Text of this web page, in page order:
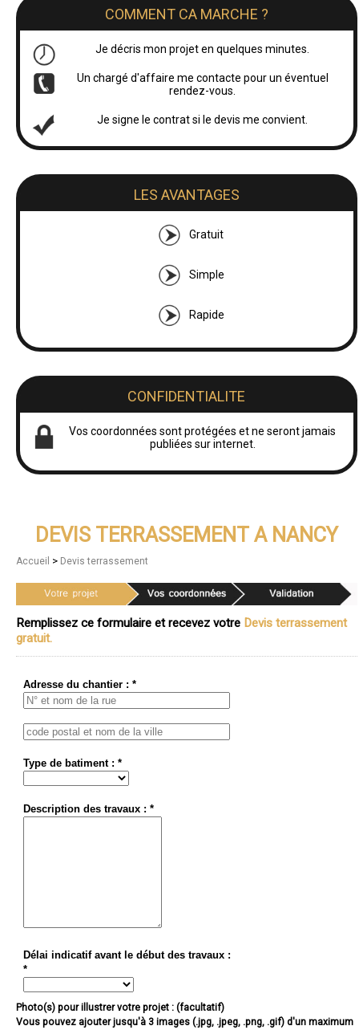
COMMENT CA MARCHE ?
Je décris mon projet en quelques minutes.
Un chargé d'affaire me contacte pour un éventuel
rendez-vous.
Je signe le contrat si le devis me convient.
LES AVANTAGES
Gratuit
Simple
Rapide
CONFIDENTIALITE
Vos coordonnées sont protégées et ne seront jamais
publiées sur internet.
DEVIS TERRASSEMENT A NANCY
Accueil > Devis terrassement
Remplissez ce formulaire et recevez votre Devis terrassement
gratuit.
Adresse du chantier : *
Type de batiment : *
Description des travaux : *
Délai indicatif avant le début des travaux :
*
Photo(s) pour illustrer votre projet : (facultatif)
Vous pouvez ajouter jusqu'à 3 images (.jpg, .jpeg, .png, .gif) d'un maximum